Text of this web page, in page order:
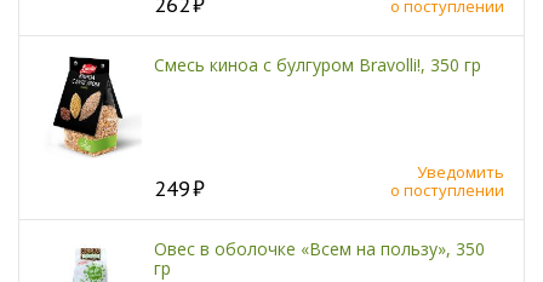
о поступлении
Смесь киноа с булгуром Bravolli!, 350 гр
249
Уведомить
о поступлении
Овес в оболочке «Всем на пользу», 350
гр